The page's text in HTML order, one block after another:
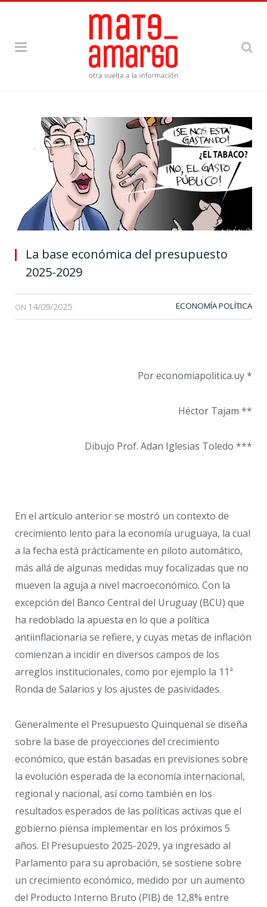
La base económica del presupuesto
2025-2029
ON 14/09/2025 ECONOMÍA POLÍTICA
Por economiapolitica.uy *
Héctor Tajam **
Dibujo Prof. Adan Iglesias Toledo ***
En el artículo anterior se mostró un contexto de
crecimiento lento para la economía uruguaya, la cual
a la fecha está prácticamente en piloto automático,
más allá de algunas medidas muy focalizadas que no
mueven la aguja a nivel macroeconómico. Con la
excepción del Banco Central del Uruguay (BCU) que
ha redoblado la apuesta en lo que a política
antiinflacionaria se refiere, y cuyas metas de inflación
comienzan a incidir en diversos campos de los
arreglos institucionales, como por ejemplo la 11ª
Ronda de Salarios y los ajustes de pasividades.
Generalmente el Presupuesto Quinquenal se diseña
sobre la base de proyecciones del crecimiento
económico, que están basadas en previsiones sobre
la evolución esperada de la economía internacional,
regional y nacional, así como también en los
resultados esperados de las políticas activas que el
gobierno piensa implementar en los próximos 5
años. El Presupuesto 2025-2029, ya ingresado al
Parlamento para su aprobación, se sostiene sobre
un crecimiento económico, medido por un aumento
del Producto Interno Bruto (PIB) de 12,8% entre